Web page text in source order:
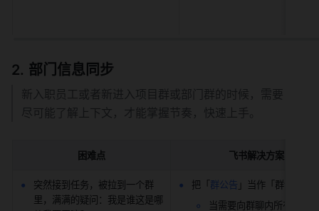
部门信息同步
新入职员工或者新进入项目群或部门群的时候，需要
尽可能了解上下文，才能掌握节奏，快速上手。
困难点 飞书解决方案
突然接到任务，被拉到一个群
里，满满的疑问：我是谁这是哪
把「 群公告 」当作「群wiki」
当需要向群聊内所有成员